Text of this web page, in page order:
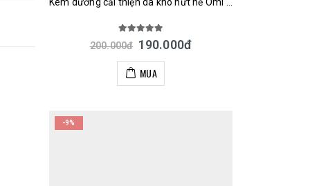
Kem dưỡng cải thiện da khô nứt nẻ Omi Brotherhood Menturm Medical Cream 145g Nhật
out of 5
200.000đ 190.000đ
MUA
-9%